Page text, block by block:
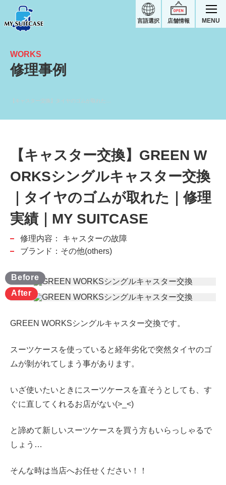
店舗情報
言語選択 MENU
WORKS
修理事例
【キャスター交換】GREEN W
ORKSシングルキャスター交換
｜タイヤのゴムが取れた｜修理
実績｜MY SUITCASE
修理内容：
キャスターの故障
ブランド：その他(others)
GREEN WORKSシングルキャスター交換です。
スーツケースを使っていると経年劣化で突然タイヤのゴ
ムが剝がれてしまう事があります。
いざ使いたいときにスーツケースを直そうとしても、す
ぐに直してくれるお店がない(>_<)
と諦めて新しいスーツケースを買う方もいらっしゃるで
しょう…
そんな時は当店へお任せください！！